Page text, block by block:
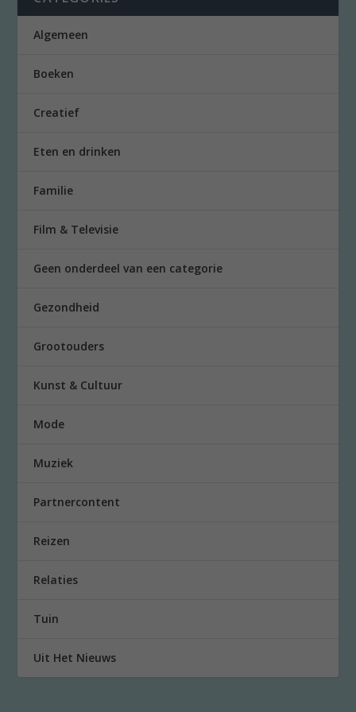
Algemeen
Boeken
Creatief
Eten en drinken
Familie
Film & Televisie
Geen onderdeel van een categorie
Gezondheid
Grootouders
Kunst & Cultuur
Mode
Muziek
Partnercontent
Reizen
Relaties
Tuin
Uit Het Nieuws